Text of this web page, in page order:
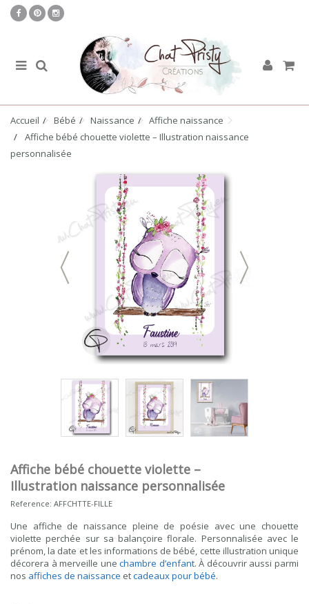
Accueil Bébé Naissance
Affiche naissance
Affiche bébé chouette violette – Illustration naissance
personnalisée
Affiche bébé chouette violette –
Illustration naissance personnalisée
Reference: AFFCHTTE-FILLE
Une affiche de naissance pleine de poésie avec une chouette
violette perchée sur sa balançoire florale. Personnalisée avec le
prénom, la date et les informations de bébé, cette illustration unique
décorera à merveille unechambre d’enfant. À découvrir aussi parmi
nos affiches de naissance etcadeaux pour bébé.